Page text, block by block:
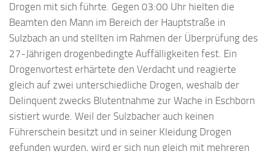
Drogen mit sich führte. Gegen 03:00 Uhr hielten die
Beamten den Mann im Bereich der Hauptstraße in
Sulzbach an und stellten im Rahmen der Überprüfung des
27-Jährigen drogenbedingte Auffälligkeiten fest. Ein
Drogenvortest erhärtete den Verdacht und reagierte
gleich auf zwei unterschiedliche Drogen, weshalb der
Delinquent zwecks Blutentnahme zur Wache in Eschborn
sistiert wurde. Weil der Sulzbacher auch keinen
Führerschein besitzt und in seiner Kleidung Drogen
gefunden wurden, wird er sich nun gleich mit mehreren